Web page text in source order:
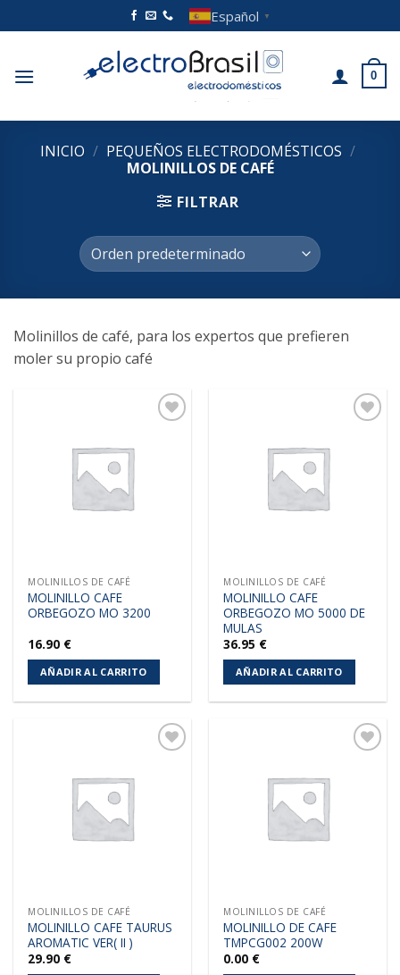
al
Español ▼
0
INICIO / PEQUEÑOS ELECTRODOMÉSTICOS /
MOLINILLOS DE CAFÉ
FILTRAR
Molinillos de café, para los expertos que prefieren
moler su propio café
MOLINILLOS DE CAFÉ
MOLINILLO CAFE
ORBEGOZO MO 3200
16.90 €
AÑADIR AL CARRITO
MOLINILLOS DE CAFÉ
MOLINILLO CAFE
ORBEGOZO MO 5000 DE
MULAS
36.95 €
AÑADIR AL CARRITO
MOLINILLOS DE CAFÉ
MOLINILLO CAFE TAURUS
AROMATIC VER( II )
29.90 €
MOLINILLOS DE CAFÉ
MOLINILLO DE CAFE
TMPCG002 200W
0.00 €